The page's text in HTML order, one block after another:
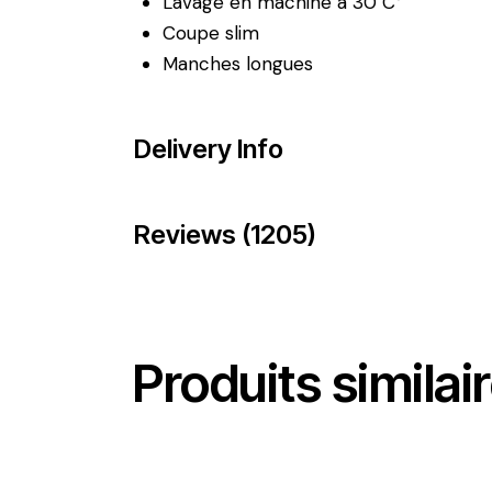
Coupe slim
Manches longues
Delivery Info
Reviews (1205)
Produits